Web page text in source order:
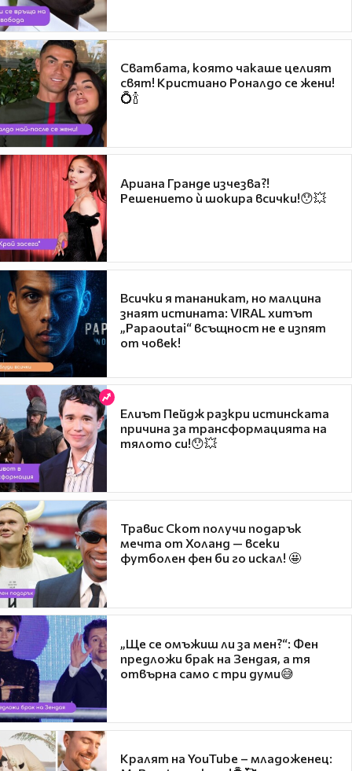
Сватбата, която чакаше целият
свят! Кристиано Роналдо се жени!
💍🍾
Ариана Гранде изчезва?!
Решението ѝ шокира всички!😯💥
Всички я тананикат, но малцина
знаят истината: VIRAL хитът
„Papaoutai“ всъщност не е изпят
от човек!
Елиът Пейдж разкри истинската
причина за трансформацията на
тялото си!😯💥
Травис Скот получи подарък
мечта от Холанд — всеки
футболен фен би го искал! 🤩
„Ще се омъжиш ли за мен?“: Фен
предложи брак на Зендая, а тя
отвърна само с три думи😅
Кралят на YouTube – младоженец: